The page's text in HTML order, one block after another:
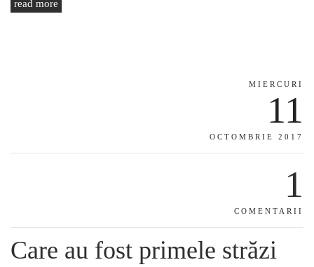
read more
MIERCURI
11
OCTOMBRIE 2017
1
COMENTARII
Care au fost primele străzi